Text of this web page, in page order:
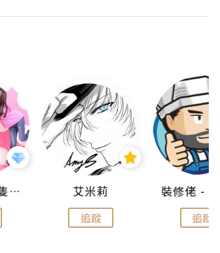
儍媽媽與兩隻小魔怪之家 艾米莉
追蹤 追蹤